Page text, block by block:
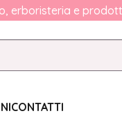
erboristeria e
CONTATTI